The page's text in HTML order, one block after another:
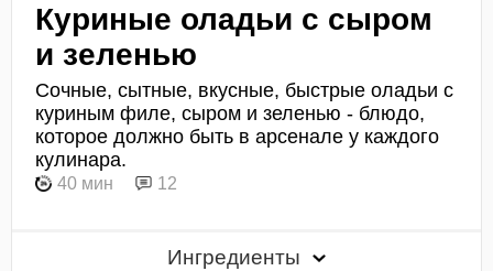
Куриные оладьи с сыром
и зеленью
Сочные, сытные, вкусные, быстрые оладьи с
куриным филе, сыром и зеленью - блюдо,
которое должно быть в арсенале у каждого
кулинара.
40 мин 12
Ингредиенты